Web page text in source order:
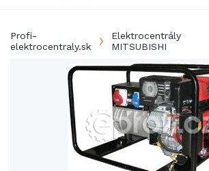
Profi-
elektrocentraly.sk
Elektrocentrály
MITSUBISHI